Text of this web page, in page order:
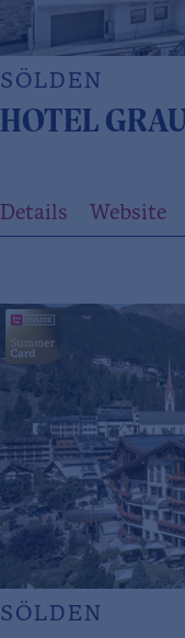
SÖLDEN
HOTEL
Details Website
SÖLDEN